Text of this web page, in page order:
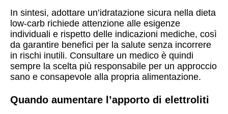
In sintesi, adottare un’idratazione sicura nella dieta
low-carb richiede attenzione alle esigenze
individuali e rispetto delle indicazioni mediche, così
da garantire benefici per la salute senza incorrere
in rischi inutili. Consultare un medico è quindi
sempre la scelta più responsabile per un approccio
sano e consapevole alla propria alimentazione.
Quando aumentare l’apporto di elettroliti